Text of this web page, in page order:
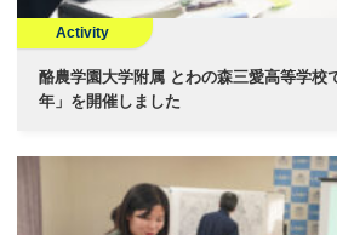
Activity
酪農学園大学附属 とわの森三愛高等学校
年」を開催しました